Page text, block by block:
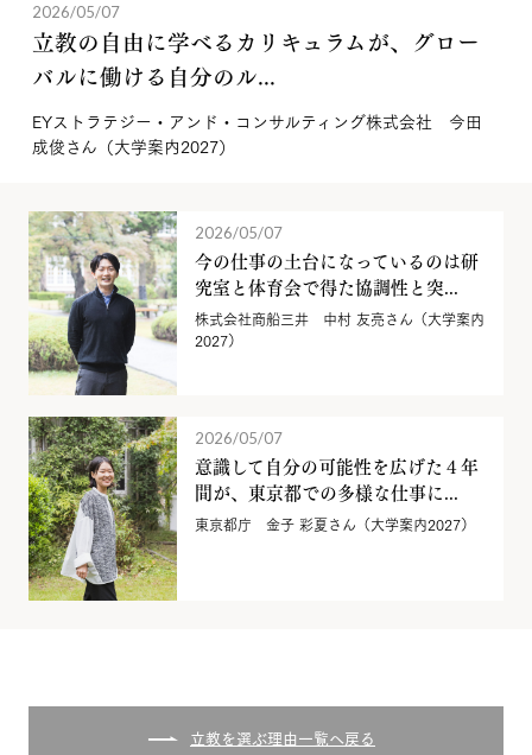
2026/05/07
立教の自由に学べるカリキュラムが、グロー
バルに働ける自分のル...
EYストラテジー・アンド・コンサルティング株式会社 今田
成俊さん（大学案内2027）
2026/05/07
今の仕事の土台になっているのは研
究室と体育会で得た協調性と突...
株式会社商船三井 中村 友亮さん（大学案内
2027）
2026/05/07
意識して自分の可能性を広げた４年
間が、東京都での多様な仕事に...
東京都庁 金子 彩夏さん（大学案内2027）
立教を選ぶ理由一覧へ戻る